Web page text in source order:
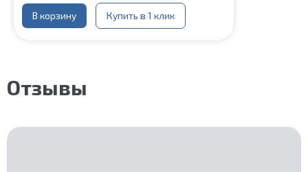
В корзину Купить в 1 клик
Отзывы